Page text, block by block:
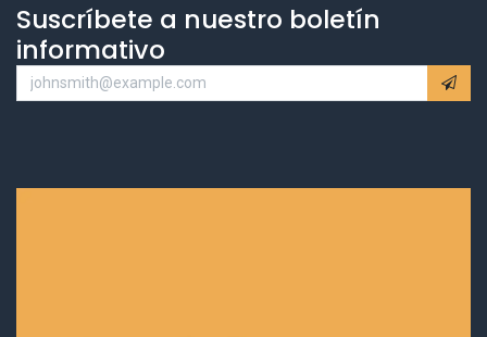
Suscríbete a nuestro boletín
informativo